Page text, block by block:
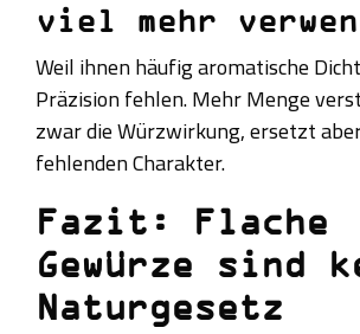
viel mehr
Weil ihnen häufig aromatische
Präzision fehlen. Mehr Menge
zwar die Würzwirkung, ersetzt
fehlenden Charakter.
Fazit: Flache
Gewürze sind
Naturgesetz